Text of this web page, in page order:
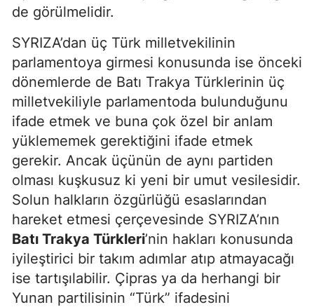
de görülmelidir.
SYRIZA’dan üç Türk milletvekilinin
parlamentoya girmesi konusunda ise önceki
dönemlerde de Batı Trakya Türklerinin üç
milletvekiliyle parlamentoda bulunduğunu
ifade etmek ve buna çok özel bir anlam
yüklememek gerektiğini ifade etmek
gerekir. Ancak üçünün de aynı partiden
olması kuşkusuz ki yeni bir umut vesilesidir.
Solun halkların özgürlüğü esaslarından
hareket etmesi çerçevesinde SYRIZA’nın
Batı Trakya Türkleri’nin hakları konusunda
iyileştirici bir takım adımlar atıp atmayacağı
ise tartışılabilir. Çipras ya da herhangi bir
Yunan partilisinin “Türk” ifadesini